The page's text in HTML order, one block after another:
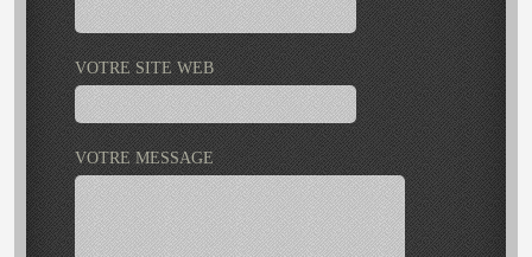
VOTRE SITE WEB
VOTRE MESSAGE